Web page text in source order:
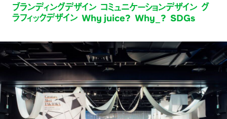
ブランディングデザイン コミュニケーションデザイン グ
ラフィックデザイン Why juice? Why_? SDGs